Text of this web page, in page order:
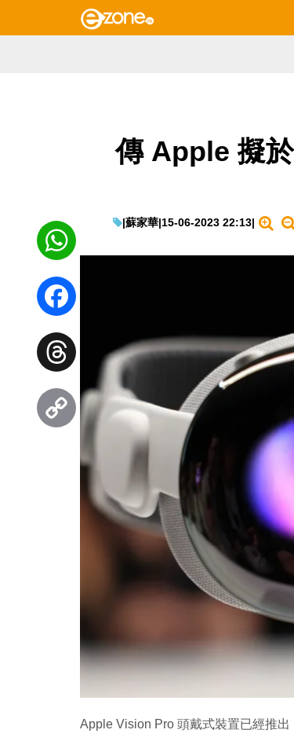
傳 Apple 擬
|蘇家華|15-06-2023 22:13|
Apple Vision Pro 頭戴式裝置已經推
WhatsApp
Facebook
Threads